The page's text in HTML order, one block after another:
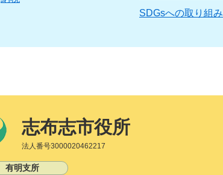
SDGsへの取り組み
志布志市役所
法人番号3000020462217
有明支所